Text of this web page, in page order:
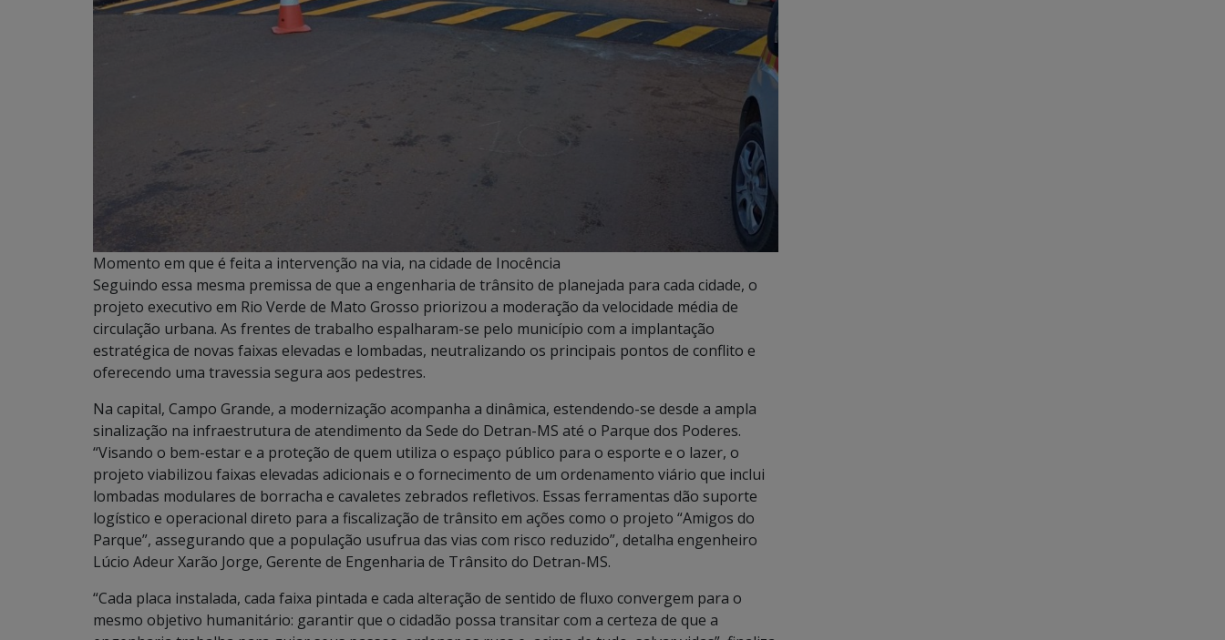
Momento em que é feita a intervenção na via, na cidade de Inocência
Seguindo essa mesma premissa de que a engenharia de trânsito de planejada para cada cidade, o
projeto executivo em Rio Verde de Mato Grosso priorizou a moderação da velocidade média de
circulação urbana. As frentes de trabalho espalharam-se pelo município com a implantação
estratégica de novas faixas elevadas e lombadas, neutralizando os principais pontos de conflito e
oferecendo uma travessia segura aos pedestres.
Na capital, Campo Grande, a modernização acompanha a dinâmica, estendendo-se desde a ampla
sinalização na infraestrutura de atendimento da Sede do Detran-MS até o Parque dos Poderes.
“Visando o bem-estar e a proteção de quem utiliza o espaço público para o esporte e o lazer, o
projeto viabilizou faixas elevadas adicionais e o fornecimento de um ordenamento viário que inclui
lombadas modulares de borracha e cavaletes zebrados refletivos. Essas ferramentas dão suporte
logístico e operacional direto para a fiscalização de trânsito em ações como o projeto “Amigos do
Parque”, assegurando que a população usufrua das vias com risco reduzido”, detalha engenheiro
Lúcio Adeur Xarão Jorge, Gerente de Engenharia de Trânsito do Detran-MS.
“Cada placa instalada, cada faixa pintada e cada alteração de sentido de fluxo convergem para o
mesmo objetivo humanitário: garantir que o cidadão possa transitar com a certeza de que a